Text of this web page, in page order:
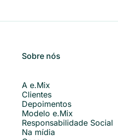
Sobre nós
A e.Mix
Clientes
Depoimentos
Modelo e.Mix
Responsabilidade Social
Na mídia